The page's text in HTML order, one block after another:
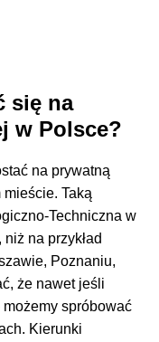
się na
w Polsce?
na prywatną
Taką
Techniczna w
na przykład
Poznaniu,
że nawet jeśli
możemy spróbować
Kierunki